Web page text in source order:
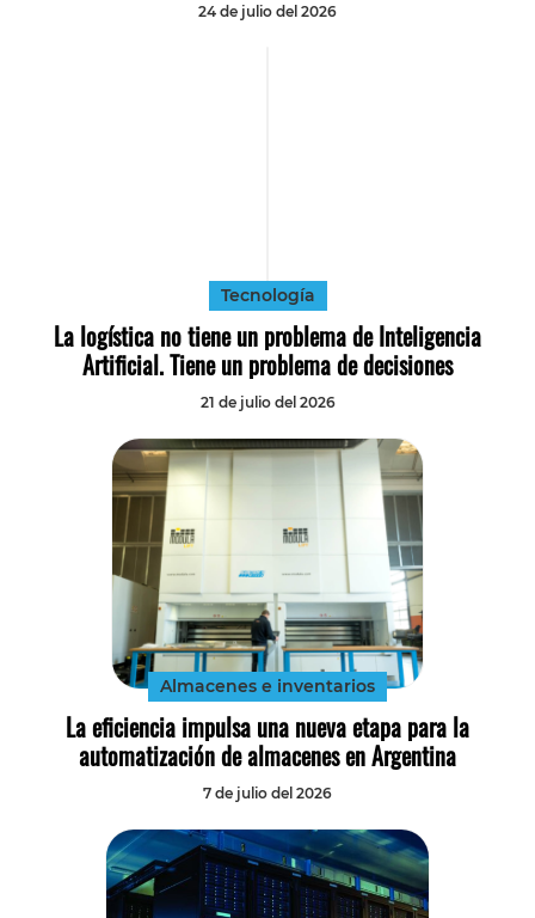
24 de julio del 2026
Tecnología
La logística no tiene un problema de Inteligencia
Artificial. Tiene un problema de decisiones
21 de julio del 2026
Almacenes e inventarios
La eficiencia impulsa una nueva etapa para la
automatización de almacenes en Argentina
7 de julio del 2026